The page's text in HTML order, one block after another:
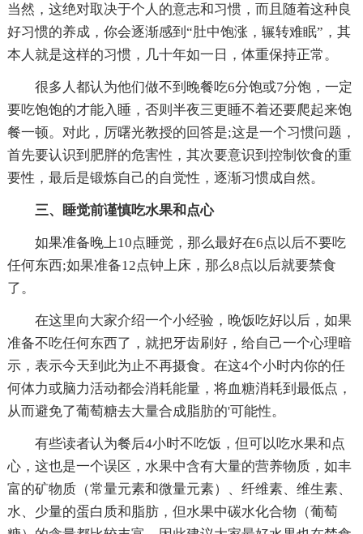
当然，这绝对取决于个人的意志和习惯，而且随着这种良
好习惯的养成，你会逐渐感到“肚中饱涨，辗转难眠”，其
本人就是这样的习惯，几十年如一日，体重保持正常。
很多人都认为他们做不到晚餐吃6分饱或7分饱，一定
要吃饱饱的才能入睡，否则半夜三更睡不着还要爬起来饱
餐一顿。对此，厉曙光教授的回答是;这是一个习惯问题，
首先要认识到肥胖的危害性，其次要意识到控制饮食的重
要性，最后是锻炼自己的自觉性，逐渐习惯成自然。
三、睡觉前谨慎吃水果和点心
如果准备晚上10点睡觉，那么最好在6点以后不要吃
任何东西;如果准备12点钟上床，那么8点以后就要禁食
了。
在这里向大家介绍一个小经验，晚饭吃好以后，如果
准备不吃任何东西了，就把牙齿刷好，给自己一个心理暗
示，表示今天到此为止不再摄食。在这4个小时内你的任
何体力或脑力活动都会消耗能量，将血糖消耗到最低点，
从而避免了葡萄糖去大量合成脂肪的'可能性。
有些读者认为餐后4小时不吃饭，但可以吃水果和点
心，这也是一个误区，水果中含有大量的营养物质，如丰
富的矿物质（常量元素和微量元素）、纤维素、维生素、
水、少量的蛋白质和脂肪，但水果中碳水化合物（葡萄